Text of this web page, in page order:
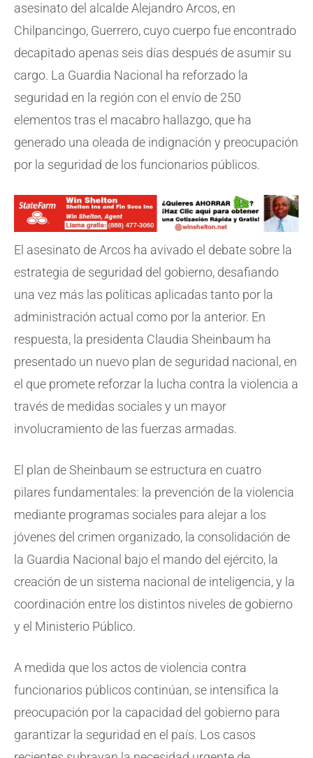
asesinato del alcalde Alejandro Arcos, en
Chilpancingo, Guerrero, cuyo cuerpo fue encontrado
decapitado apenas seis días después de asumir su
cargo. La Guardia Nacional ha reforzado la
seguridad en la región con el envío de 250
elementos tras el macabro hallazgo, que ha
generado una oleada de indignación y preocupación
por la seguridad de los funcionarios públicos.
El asesinato de Arcos ha avivado el debate sobre la
estrategia de seguridad del gobierno, desafiando
una vez más las políticas aplicadas tanto por la
administración actual como por la anterior. En
respuesta, la presidenta Claudia Sheinbaum ha
presentado un nuevo plan de seguridad nacional, en
el que promete reforzar la lucha contra la violencia a
través de medidas sociales y un mayor
involucramiento de las fuerzas armadas.
El plan de Sheinbaum se estructura en cuatro
pilares fundamentales: la prevención de la violencia
mediante programas sociales para alejar a los
jóvenes del crimen organizado, la consolidación de
la Guardia Nacional bajo el mando del ejército, la
creación de un sistema nacional de inteligencia, y la
coordinación entre los distintos niveles de gobierno
y el Ministerio Público.
A medida que los actos de violencia contra
funcionarios públicos continúan, se intensifica la
preocupación por la capacidad del gobierno para
garantizar la seguridad en el país. Los casos